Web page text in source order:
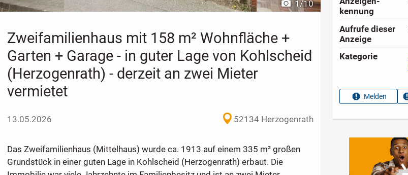
1/10
Zweifamilienhaus mit 158 m² Wohnfläche +
Garten + Garage - in guter Lage von Kohlscheid
(Herzogenrath) - derzeit an zwei Mieter
vermietet
13.05.2026 52134 Herzogenrath
Das Zweifamilienhaus (Mittelhaus) wurde ca. 1913 auf einem 335 m² großen
Grundstück in einer guten Lage in Kohlscheid (Herzogenrath) erbaut. Die
kennung
Aufrufe dieser
Anzeige
Kategorie
Melden